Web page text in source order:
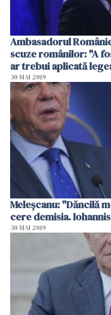
Ambasadorul
scuze românilor: "A
ar trebui aplicată
30 MAI 2019
Meleşcanu: "Dăncilă
cere demisia.
30 MAI 2019